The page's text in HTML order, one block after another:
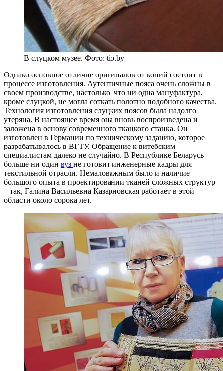
В слуцком музее. Фото: tio.by
Однако основное отличие оригиналов от копий состоит в
процессе изготовления. Аутентичные пояса очень сложны в
своем производстве, настолько, что ни одна мануфактура,
кроме слуцкой, не могла соткать полотно подобного качества.
Технология изготовления слуцких поясов была надолго
утеряна. В настоящее время она вновь воспроизведена и
заложена в основу современного ткацкого станка. Он
изготовлен в Германии по техническому заданию, которое
разрабатывалось в ВГТУ. Обращение к витебским
специалистам далеко не случайно. В Республике Беларусь
больше ни один вуз не готовит инженерные кадры для
текстильной отрасли. Немаловажным было и наличие
большого опыта в проектировании тканей сложных структур
– так, Галина Васильевна Казарновская работает в этой
области около сорока лет.